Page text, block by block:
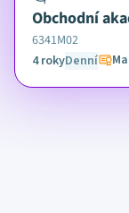
Obchodní
6341M02
4 rokyDenní